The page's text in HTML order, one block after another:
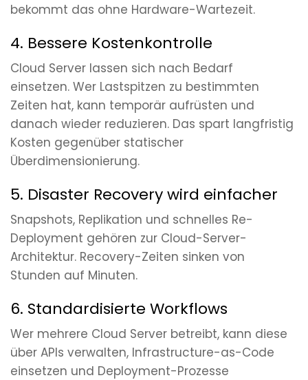
bekommt das ohne Hardware-Wartezeit.
4. Bessere Kostenkontrolle
Cloud Server lassen sich nach Bedarf
einsetzen. Wer Lastspitzen zu bestimmten
Zeiten hat, kann temporär aufrüsten und
danach wieder reduzieren. Das spart langfristig
Kosten gegenüber statischer
Überdimensionierung.
5. Disaster Recovery wird einfacher
Snapshots, Replikation und schnelles Re-
Deployment gehören zur Cloud-Server-
Architektur. Recovery-Zeiten sinken von
Stunden auf Minuten.
6. Standardisierte Workflows
Wer mehrere Cloud Server betreibt, kann diese
über APIs verwalten, Infrastructure-as-Code
einsetzen und Deployment-Prozesse